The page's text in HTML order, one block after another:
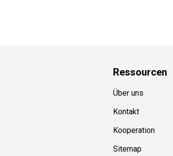
Ressourcen
Über uns
Kontakt
Kooperation
Sitemap